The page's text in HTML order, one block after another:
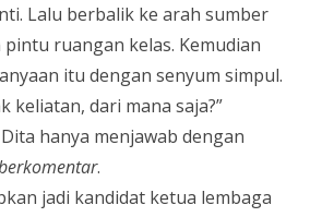
Lalu berbalik ke arah sumber
pintu ruangan kelas. Kemudian
itu dengan senyum simpul.
keliatan, dari mana saja?”
hanya menjawab dengan
.
jadi kandidat ketua lembaga